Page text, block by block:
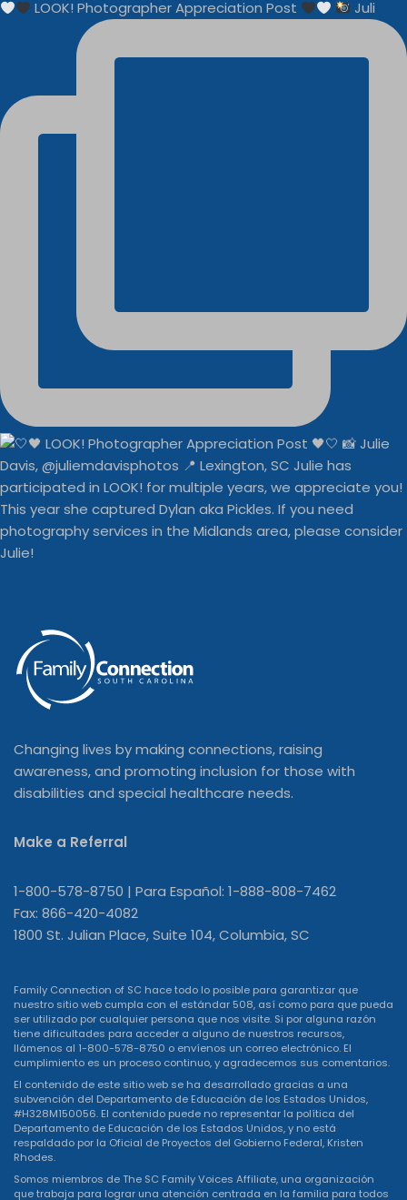
LOOK! Photographer Appreciation Post
Juli
Changing lives by making connections, raising
awareness, and promoting inclusion for those with
disabilities and special healthcare needs.
Make a Referral
1-800-578-8750 | Para Español: 1-888-808-7462
Fax: 866-420-4082
1800 St. Julian Place, Suite 104, Columbia, SC
Family Connection of SC hace todo lo posible para garantizar que
nuestro sitio web cumpla con el estándar 508, así como para que pueda
ser utilizado por cualquier persona que nos visite. Si por alguna razón
tiene dificultades para acceder a alguno de nuestros recursos,
llámenos al 1-800-578-8750 o envíenos un correo electrónico. El
cumplimiento es un proceso continuo, y agradecemos sus comentarios.
El contenido de este sitio web se ha desarrollado gracias a una
subvención del Departamento de Educación de los Estados Unidos,
#H328M150056. El contenido puede no representar la política del
Departamento de Educación de los Estados Unidos, y no está
respaldado por la Oficial de Proyectos del Gobierno Federal, Kristen
Rhodes.
Somos miembros de The SC Family Voices Affiliate, una organización
que trabaja para lograr una atención centrada en la familia para todos